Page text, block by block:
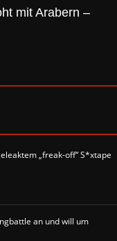
mit Arabern –
„freak-off“ S*xtape
an und will um